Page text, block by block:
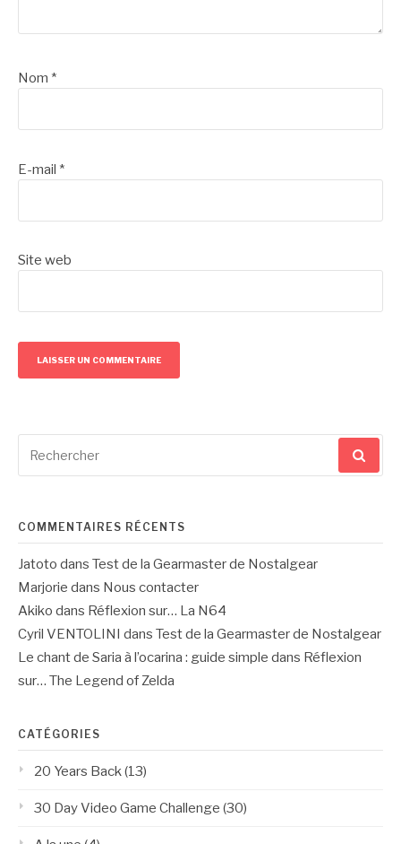
Nom *
E-mail *
Site web
pour
COMMENTAIRES RÉCENTS
Jatoto dans Test de la Gearmaster de Nostalgear
Marjorie dans Nous contacter
Akiko dans Réflexion sur… La N64
Cyril VENTOLINI dans Test de la Gearmaster de Nostalgear
Le chant de Saria à l’ocarina : guide simple dans Réflexion
sur… The Legend of Zelda
CATÉGORIES
20 Years Back(13)
30 Day Video Game Challenge (30)